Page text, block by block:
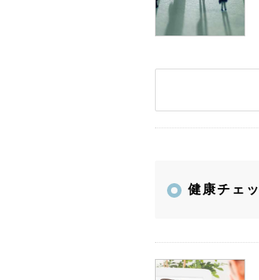
健康チェ